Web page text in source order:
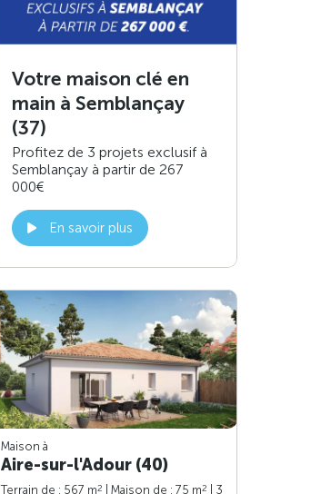
Votre maison clé en
main à Semblançay
(37)
Profitez de 3 projets exclusif à
Semblançay à partir de 267
000€
En savoir plus
Maison à
Aire-sur-l'Adour (40)
Terrain de : 567 m2 | Maison de : 75 m2
| 3